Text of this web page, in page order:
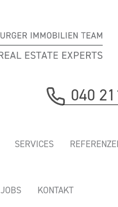
040
SERVICES
JOBS KONTAKT